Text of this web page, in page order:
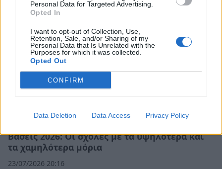
Personal Data for Targeted Advertising.
Opted In
I want to opt-out of Collection, Use,
Retention, Sale, and/or Sharing of my
Personal Data that Is Unrelated with the
Purposes for which it was collected.
Opted Out
CONFIRM
Data Deletion Data Access Privacy Policy
Βάσεις 2026: Οι σχολές με τα υψηλότερα και
τα χαμηλότερα μόρια
23/07/2026 20:16